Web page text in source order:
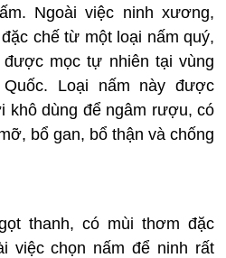
Ngoài việc ninh xương,
chế từ một loại nấm quý,
mọc tự nhiên tại vùng
Loại nấm này được
khô dùng để ngâm rượu, có
bổ gan, bổ thận và chống
thanh, có mùi thơm đặc
việc chọn nấm để ninh rất